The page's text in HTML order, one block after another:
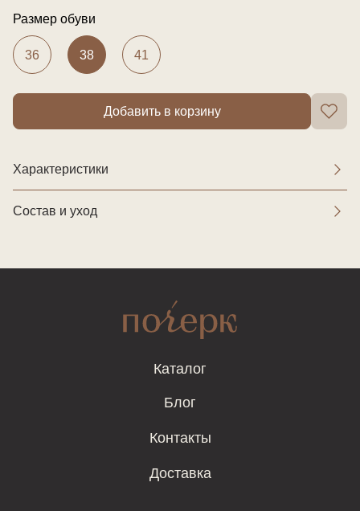
Размер обуви
36 38 41
Добавить в корзину
Характеристики
Состав и уход
Каталог
Блог
Контакты
Доставка